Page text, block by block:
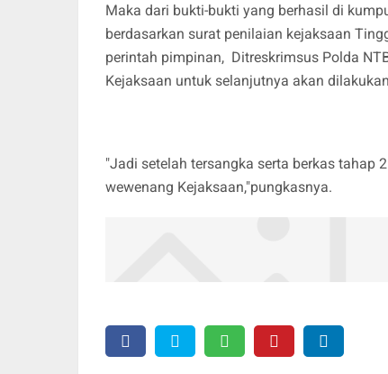
Maka dari bukti-bukti yang berhasil di
berdasarkan surat penilaian kejaksaan
perintah pimpinan, Ditreskrimsus Polda
Kejaksaan untuk selanjutnya akan
"Jadi setelah tersangka serta berkas tahap
wewenang Kejaksaan,"pungkasnya.